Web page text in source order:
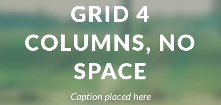
GRID 4
COLUMNS, NO
SPACE
Caption placed here